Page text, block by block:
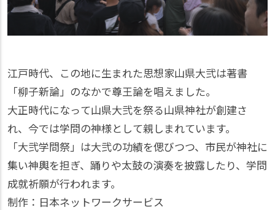
江戸時代、この地に生まれた思想家山県大弐は著書
「柳子新論」のなかで尊王論を唱えました。
大正時代になって山県大弐を祭る山県神社が創建さ
れ、今では学問の神様として親しまれています。
「大弐学問祭」は大弐の功績を偲びつつ、市民が神社に
集い神輿を担ぎ、踊りや太鼓の演奏を披露したり、学問
成就祈願が行われます。
制作：日本ネットワークサービス